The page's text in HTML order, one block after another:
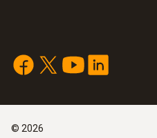
© 2026